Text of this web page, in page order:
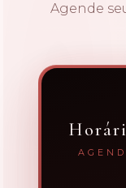
Agende